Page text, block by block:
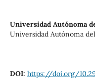
Universidad Autónoma
Universidad Autónoma
DOI: https://doi.org/